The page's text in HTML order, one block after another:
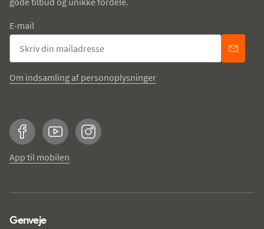
E-mail
Om indsamling af personoplysninger
FacebookYouTubeInstagram
App til mobilen
Genveje